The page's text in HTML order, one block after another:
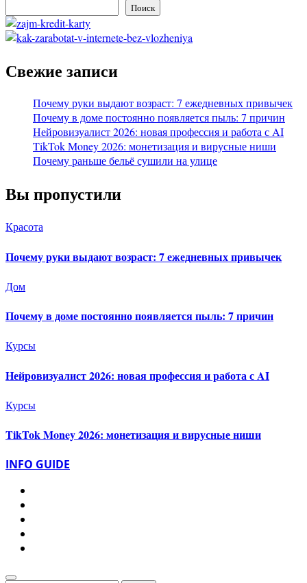
Поиск
Свежие записи
Почему руки выдают возраст: 7 ежедневных привычек
Почему в доме постоянно появляется пыль: 7 причин
Нейровизуалист 2026: новая профессия и работа с AI
TikTok Money 2026: монетизация и вирусные ниши
Почему раньше бельё сушили на улице
Вы пропустили
Красота
Почему руки выдают возраст: 7 ежедневных привычек
Дом
Почему в доме постоянно появляется пыль: 7 причин
Курсы
Нейровизуалист 2026: новая профессия и работа с AI
Курсы
TikTok Money 2026: монетизация и вирусные ниши
INFO GUIDE